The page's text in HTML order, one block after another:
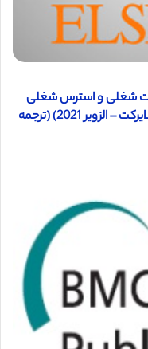
شغلی و استرس شغلی
کارکنان ذخیره‌گاه طبیعی چین (ساینس دایرکت – الزویر 2021) (ترجمه